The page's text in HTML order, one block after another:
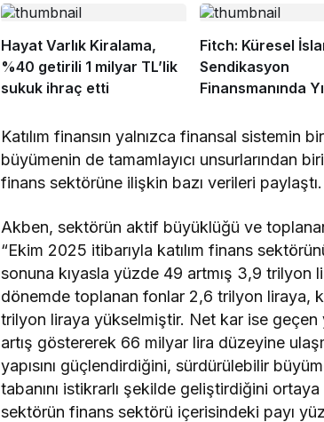
Hayat Varlık Kiralama,
%40 getirili 1 milyar TL’lik
sukuk ihraç etti
Fitch: Küresel
Sendikasyon
Finansmanında
Bekleniyor
Katılım finansın yalnızca finansal sistemin
büyümenin de tamamlayıcı unsurlarından
finans sektörüne ilişkin bazı verileri paylaştı.
Akben, sektörün aktif büyüklüğü ve
“Ekim 2025 itibarıyla katılım finans
sonuna kıyasla yüzde 49 artmış 3,9 trilyon
dönemde toplanan fonlar 2,6 trilyon liraya,
trilyon liraya yükselmiştir. Net kar ise geçen
artış göstererek 66 milyar lira düzeyine
yapısını güçlendirdiğini, sürdürülebilir
tabanını istikrarlı şekilde geliştirdiğini
sektörün finans sektörü içerisindeki payı